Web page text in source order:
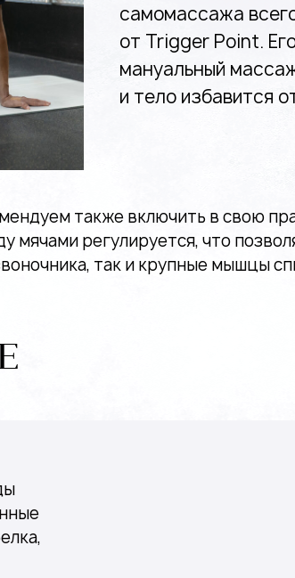
самомассажа
от Trigger Point.
мануальный
и тело избавится
также включить в свою
регулируется, что
так и крупные мышцы